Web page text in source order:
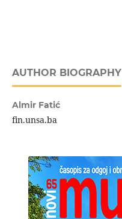
AUTHOR BIOGRAPHY
Almir Fatić
fin.unsa.ba